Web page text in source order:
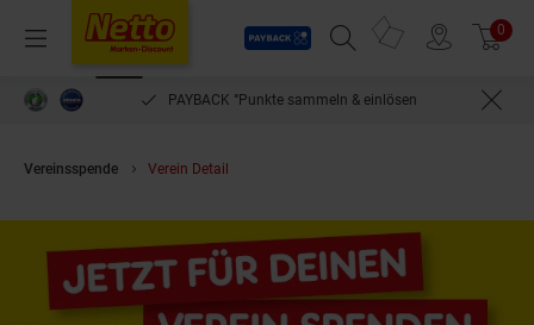
Menü
Payback
Suchfeld einblenden
Prospekte 0
PAYBACK °Punkte sammeln & einlösen
Vereinsspende Verein Detail